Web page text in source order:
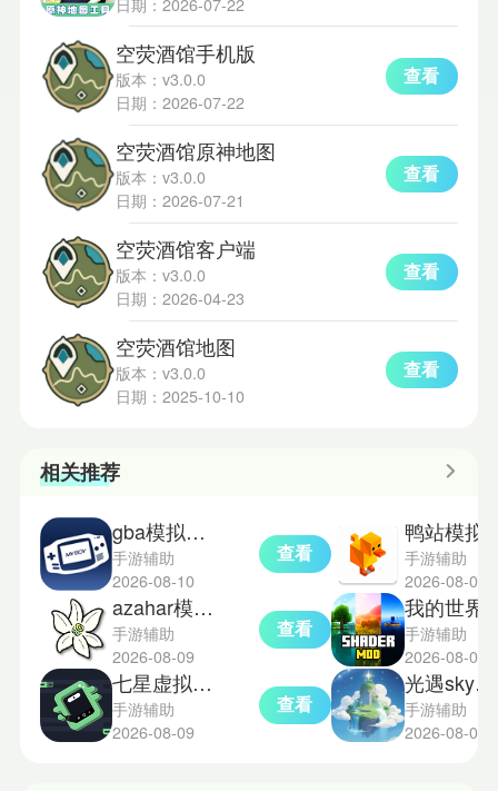
空荧酒馆手机版
版本：v3.0.0
日期：2026-07-22
查看
空荧酒馆原神地图
版本：v3.0.0
日期：2026-07-21
查看
空荧酒馆客户端
版本：v3.0.0
日期：2026-04-23
查看
空荧酒馆地图
版本：v3.0.0
日期：2025-10-10
查看
相关推荐
gba模拟器手机版
手游辅助
2026-08-10
查看
azahar模拟器
手游辅助
2026-08-09
查看
七星虚拟机免费版
手游辅助
2026-08-09
查看
手游辅助
2026-08-09
手游辅助
2026-08-08
光遇sky星河
手游辅助
2026-08-07